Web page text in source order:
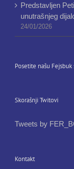
Predstavljen
unutrašnjeg
24/01/2026
Posetite našu Fejsbuk
Skorašnji Twitovi
Tweets by
Kontakt